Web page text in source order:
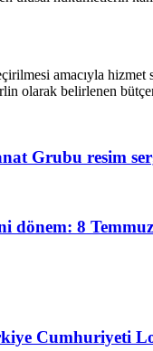
amacıyla hizmet
olarak belirlenen
Grubu resim
dönem: 8
Cumhuriyeti